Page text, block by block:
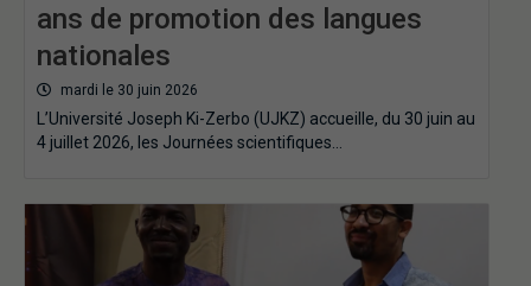
ans de promotion des langues
nationales
mardi le 30 juin 2026
L’Université Joseph Ki-Zerbo (UJKZ) accueille, du 30 juin au
4 juillet 2026, les Journées scientifiques…